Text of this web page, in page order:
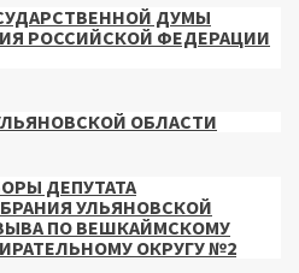
ДУМЫ
РОССИЙСКОЙ ФЕДЕРАЦИИ
ОБЛАСТИ
ДЕПУТАТА
УЛЬЯНОВСКОЙ
ПО ВЕШКАЙМСКОМУ
ОКРУГУ №2